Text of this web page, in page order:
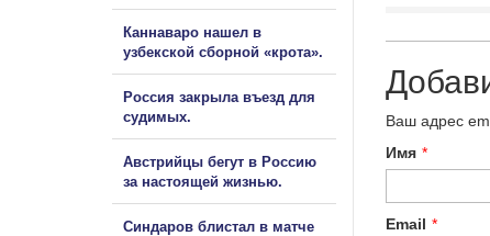
Ваш адрес
Имя *
Email *
Каннаваро нашел в
узбекской сборной «крота».
Россия закрыла въезд для
судимых.
Австрийцы бегут в Россию
за настоящей жизнью.
Синдаров блистал в матче